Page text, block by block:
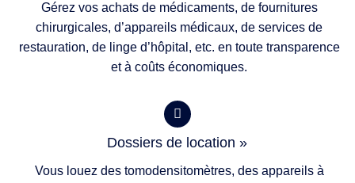
Gérez vos achats de médicaments, de fournitures
chirurgicales, d’appareils médicaux, de services de
restauration, de linge d’hôpital, etc. en toute transparence
et à coûts économiques.
Dossiers de location »
Vous louez des tomodensitomètres, des appareils à